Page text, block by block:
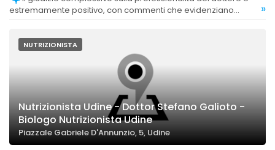
estremamente positivo, con commenti che evidenziano
»
NUTRIZIONISTA
Nutrizionista Udine - Dottor Stefano Galioto -
Biologo Nutrizionista Udine
Piazzale Gabriele D'Annunzio, 5, Udine